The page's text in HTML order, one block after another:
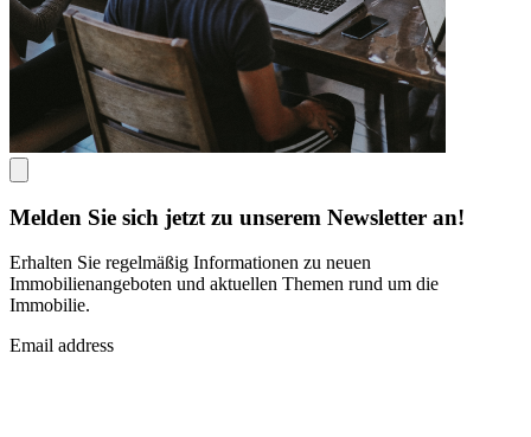
Melden Sie sich jetzt zu unserem Newsletter an!
Erhalten Sie regelmäßig Informationen zu neuen
Immobilienangeboten und aktuellen Themen rund um die
Immobilie.
Email address